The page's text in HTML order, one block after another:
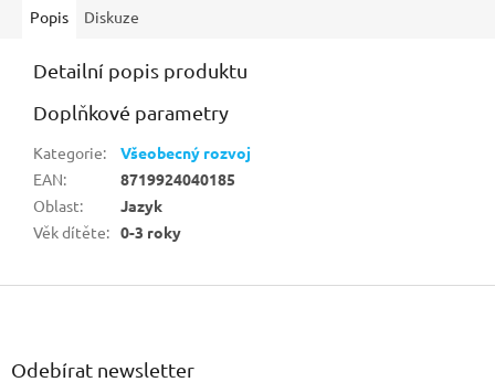
Popis Diskuze
Detailní popis produktu
Doplňkové parametry
Kategorie:
Všeobecný rozvoj
EAN:
8719924040185
Oblast:
Jazyk
Věk dítěte: 0-3 roky
Z
Odebírat newsletter